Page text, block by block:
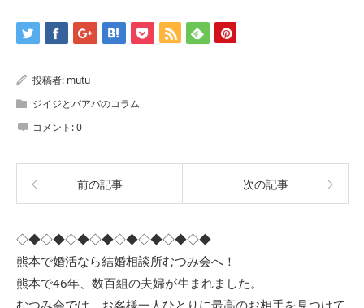
投稿者: mutu
ジイジとバアバのコラム
コメント:0
前の記事 次の記事
◇◆◇◆◇◆◇◆◇◆◇◆◇◆◇◆
熊本で婚活なら結婚相談所むつみ会へ！
熊本で46年、数百組の夫婦が生まれました。